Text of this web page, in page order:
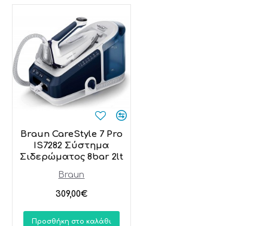
Braun
Braun CareStyle 7 Pro
IS7282 Σύστημα
Σιδερώματος 8bar 2lt
309,00€
Προσθήκη στο καλάθι